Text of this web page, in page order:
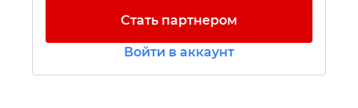
Крепежный инструмент
Стать партнером
Войти в аккаунт